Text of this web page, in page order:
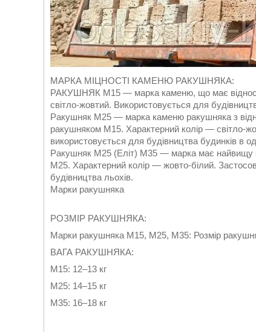
МАРКА МІЦНОСТІ КАМЕНЮ РАКУШНЯКА:
РАКУШНЯК М15 — марка каменю, що має відносно
світло-жовтий. Використовується для
Ракушняк М25 — марка каменю ракушняка з
ракушняком М15. Характерний колір — світло-
використовується для будівництва будинків в
Ракушняк М25 (Еліт) М35 — марка має найвищу
М25. Характерний колір — жовто-білий.
будівництва льохів.
Марки ракушняка
РОЗМІР РАКУШНЯКА:
Марки ракушняка М15, М25, М35: Розмір
ВАГА РАКУШНЯКА:
М15: 12–13 кг
М25: 14–15 кг
М35: 16–18 кг